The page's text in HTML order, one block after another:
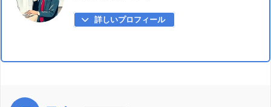
詳しいプロフィール